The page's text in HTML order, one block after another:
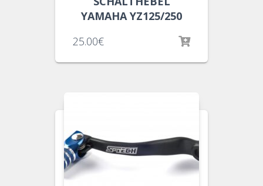
YAMAHA YZ125/250
25.00€